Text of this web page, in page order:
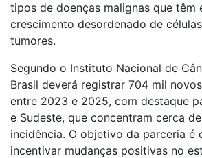
tipos de doenças malignas que têm
crescimento desordenado de
tumores.
Segundo o Instituto Nacional de
Brasil deverá registrar 704 mil
entre 2023 e 2025, com destaque
e Sudeste, que concentram cerca
incidência. O objetivo da parceria é
incentivar mudanças positivas no